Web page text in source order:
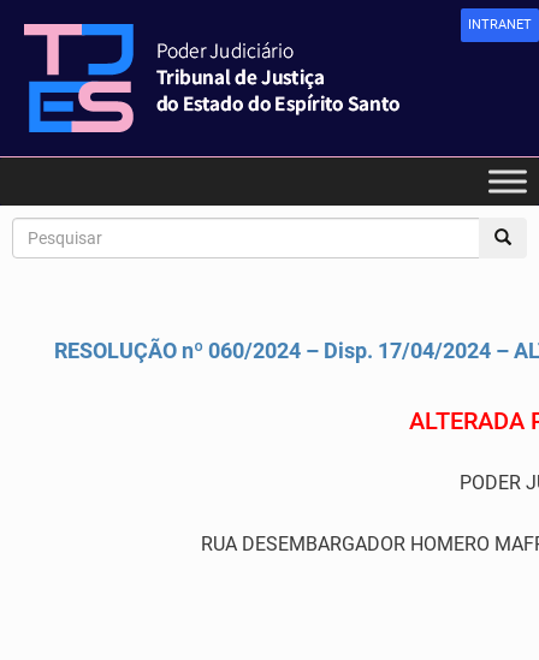
INTRANET
RESOLUÇÃO nº 060/2024 – Disp. 17/04/2024 –
ALTERADA
PODER
RUA DESEMBARGADOR HOMERO